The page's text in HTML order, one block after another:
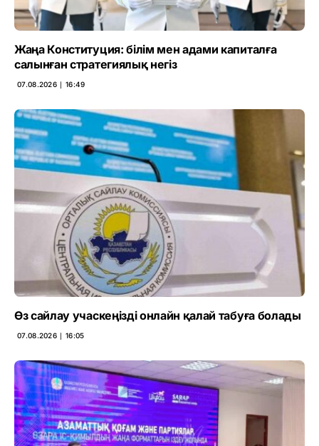
Жаңа Конституция: білім мен адами капиталға
салынған стратегиялық негіз
07.08.2026 ∣ 16:49
Өз сайлау учаскеңізді онлайн қалай табуға болады
07.08.2026 ∣ 16:05